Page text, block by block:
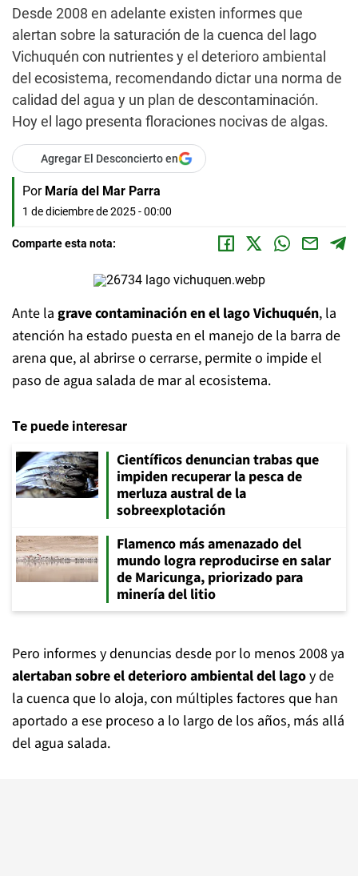
Desde 2008 en adelante existen informes que
alertan sobre la saturación de la cuenca del lago
Vichuquén con nutrientes y el deterioro ambiental
del ecosistema, recomendando dictar una norma de
calidad del agua y un plan de descontaminación.
Hoy el lago presenta floraciones nocivas de algas.
Agregar El Desconcierto en
Por María del Mar Parra
1 de diciembre de 2025 - 00:00
Comparte esta nota:
Ante la grave contaminación en el lago Vichuquén, la
atención ha estado puesta en el manejo de la barra de
arena que, al abrirse o cerrarse, permite o impide el
paso de agua salada de mar al ecosistema.
Te puede interesar
Científicos denuncian trabas que
impiden recuperar la pesca de
merluza austral de la
sobreexplotación
Flamenco más amenazado del
mundo logra reproducirse en salar
de Maricunga, priorizado para
minería del litio
Pero informes y denuncias desde por lo menos 2008 ya
alertaban sobre el deterioro ambiental del lagoy de
la cuenca que lo aloja, con múltiples factores que han
aportado a ese proceso a lo largo de los años, más allá
del agua salada.